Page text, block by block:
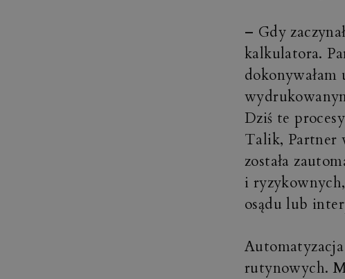
– Gdy
kalkulatora.
Dziś te
Talik, Partner
została
i
osądu lub
rutynowych.